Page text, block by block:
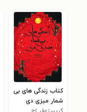
کتاب زندگی های بی
شمار میزی دی